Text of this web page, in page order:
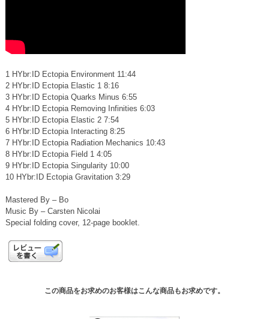
1 HYbr:ID Ectopia Environment 11:44
2 HYbr:ID Ectopia Elastic 1 8:16
3 HYbr:ID Ectopia Quarks Minus 6:55
4 HYbr:ID Ectopia Removing Infinities 6:03
5 HYbr:ID Ectopia Elastic 2 7:54
6 HYbr:ID Ectopia Interacting 8:25
7 HYbr:ID Ectopia Radiation Mechanics 10:43
8 HYbr:ID Ectopia Field 1 4:05
9 HYbr:ID Ectopia Singularity 10:00
10 HYbr:ID Ectopia Gravitation 3:29
Mastered By – Bo
Music By – Carsten Nicolai
Special folding cover, 12-page booklet.
この商品をお求めのお客様はこんな商品もお求めです。